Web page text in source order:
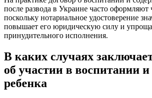
после развода в Украине часто оформляют
поскольку нотариальное удостоверение
повышает его юридическую силу и
принудительного исполнения.
В каких случаях
об участии в воспитании
ребенка